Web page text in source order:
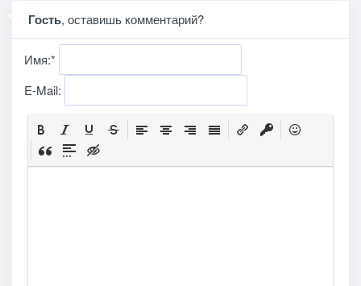
Гость, оставишь комментарий?
Имя:*
E-Mail: